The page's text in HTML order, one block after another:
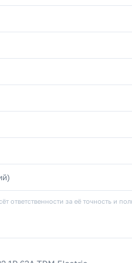
ответственности за её точность и